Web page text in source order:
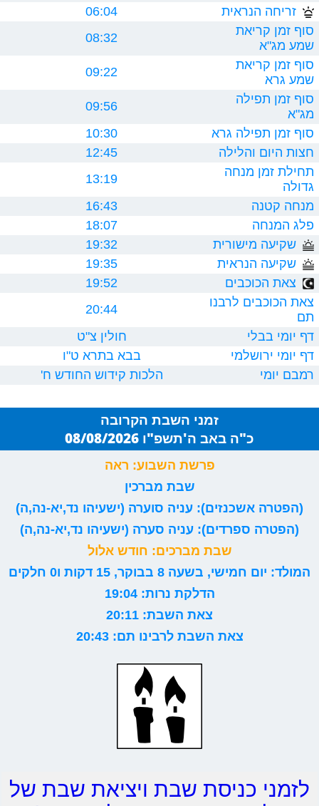
זריחה הנראית
06:04
סוף זמן קריאת
שמע מג"א
08:32
סוף זמן קריאת
שמע גרא
09:22
סוף זמן תפילה
מג"א
09:56
סוף זמן תפילה גרא
10:30
חצות היום והלילה
12:45
תחילת זמן מנחה
גדולה
13:19
מנחה קטנה
16:43
פלג המנחה
18:07
שקיעה מישורית
19:32
שקיעה הנראית
19:35
צאת הכוכבים
19:52
צאת הכוכבים לרבנו
תם
20:44
דף יומי בבלי
חולין צ"ט
דף יומי ירושלמי
בבא בתרא ט"ו
רמבם יומי
הלכות קידוש החודש ח'
זמני השבת הקרובה
כ"ה באב ה'תשפ"ו 08/08/2026
פרשת השבוע: ראה
שבת מברכין
(הפטרה אשכנזים): עניה סוערה (ישעיהו נד,יא-נה,ה)
(הפטרה ספרדים): עניה סערה (ישעיהו נד,יא-נה,ה)
שבת מברכים: חודש אלול
המולד: יום חמישי, בשעה 8 בבוקר, 15 דקות ו0 חלקים
הדלקת נרות: 19:04
צאת השבת: 20:11
צאת השבת לרבינו תם: 20:43
לזמני כניסת שבת ויציאת שבת של